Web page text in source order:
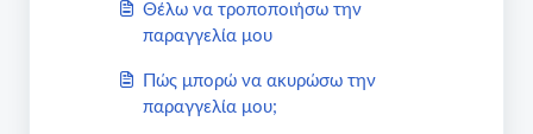
Θέλω να τροποποιήσω την
παραγγελία μου
Πώς μπορώ να ακυρώσω την
παραγγελία μου;